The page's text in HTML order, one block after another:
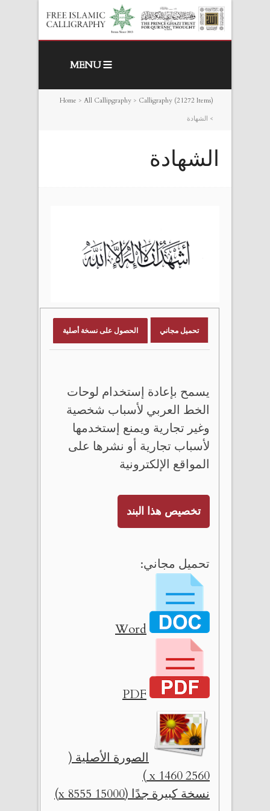
MENU
Home > All Callipgraphy > Calligraphy (21272 Items)
> الشهادة
الشهادة
تحميل مجاني الحصول على نسخة أصلية
يسمح بإعادة إستخدام لوحات
الخط العربي لأسباب شخصية
وغير تجارية ويمنع إستخدمها
لأسباب تجارية أو نشرها على
المواقع الإلكترونية
تخصيص هذا البند
تحميل مجاني:
Word
PDF
الصورة الأصلية (
2560 x 1460 )
نسخة كبيرة جدًا (15000 x 8555)